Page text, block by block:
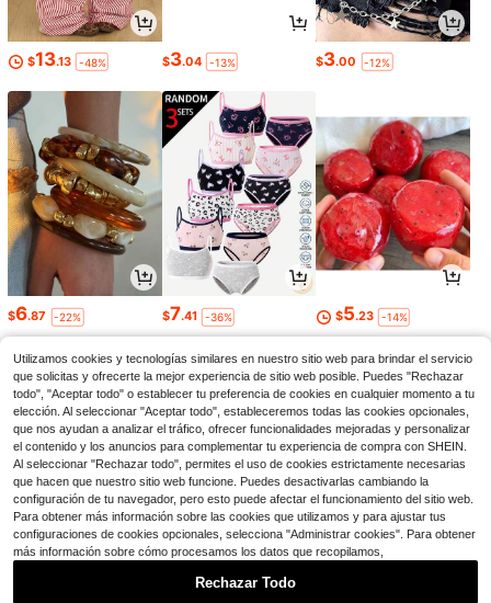
$13.13 -48% $3.04 -13% $3.00 -12%
$6.87 -22% $7.41 -36% $5.23 -14%
Utilizamos cookies y tecnologías similares en nuestro sitio web para brindar el servicio
que solicitas y ofrecerte la mejor experiencia de sitio web posible. Puedes "Rechazar
todo", "Aceptar todo" o establecer tu preferencia de cookies en cualquier momento a tu
elección. Al seleccionar "Aceptar todo", estableceremos todas las cookies opcionales,
que nos ayudan a analizar el tráfico, ofrecer funcionalidades mejoradas y personalizar
el contenido y los anuncios para complementar tu experiencia de compra con SHEIN.
Al seleccionar "Rechazar todo", permites el uso de cookies estrictamente necesarias
que hacen que nuestro sitio web funcione. Puedes desactivarlas cambiando la
configuración de tu navegador, pero esto puede afectar el funcionamiento del sitio web.
Para obtener más información sobre las cookies que utilizamos y para ajustar tus
configuraciones de cookies opcionales, selecciona "Administrar cookies". Para obtener
más información sobre cómo procesamos los datos que recopilamos,
Rechazar Todo